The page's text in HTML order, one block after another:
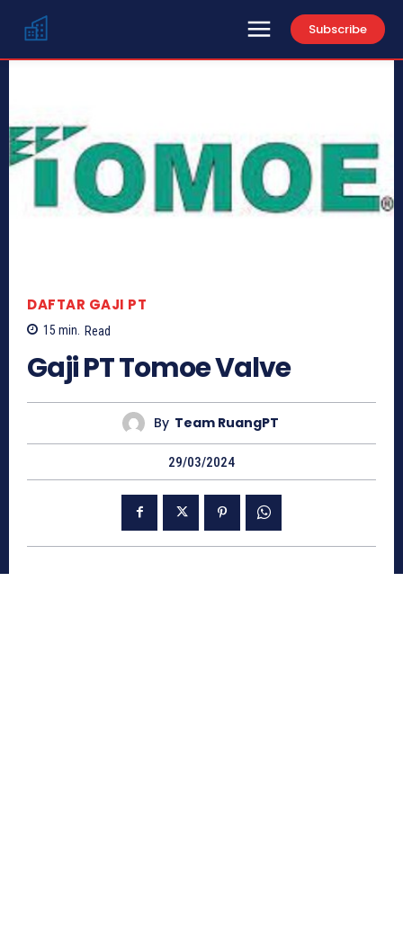
Subscribe
DAFTAR GAJI PT
15 min. Read
Gaji PT Tomoe Valve
By Team RuangPT
29/03/2024